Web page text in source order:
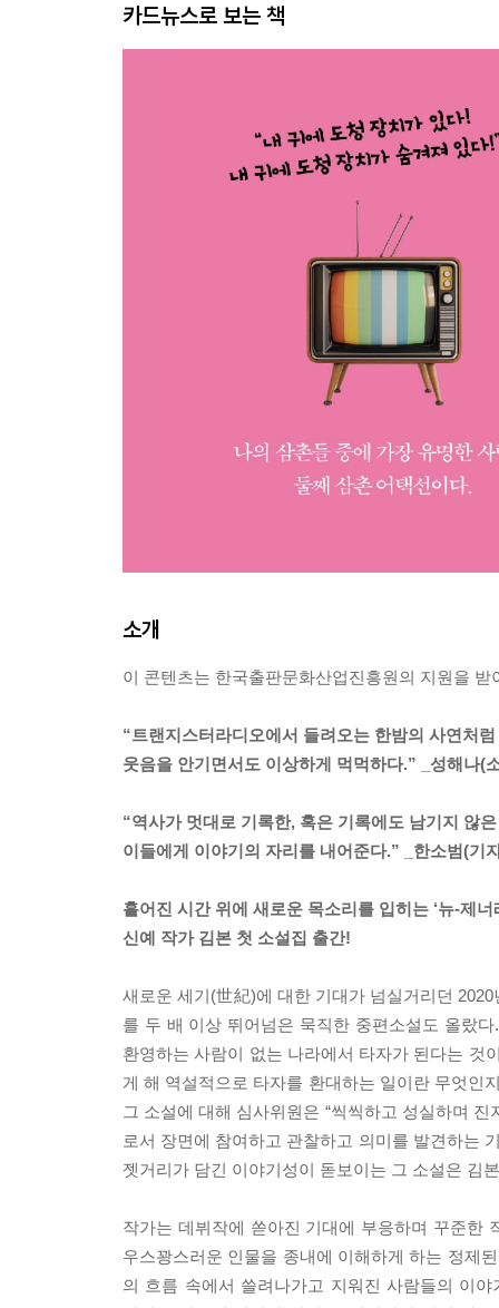
카드뉴스로 보는 책
소개
이 콘텐츠는 한국출판문화산업진흥원의 지원을 받
“트랜지스터라디오에서 들려오는 한밤의 사연처럼
웃음을 안기면서도 이상하게 먹먹하다.” _성해나(
“역사가 멋대로 기록한, 혹은 기록에도 남기지 않은
이들에게 이야기의 자리를 내어준다.” _한소범(기
흩어진 시간 위에 새로운 목소리를 입히는 ‘뉴-제너
신예 작가 김본 첫 소설집 출간!
새로운 세기(世紀)에 대한 기대가 넘실거리던
를 두 배 이상 뛰어넘은 묵직한 중편소설도 올랐
환영하는 사람이 없는 나라에서 타자가 된다는 것
게 해 역설적으로 타자를 환대하는 일이란 무엇인
그 소설에 대해 심사위원은 “씩씩하고 성실하며
로서 장면에 참여하고 관찰하고 의미를 발견하는
젯거리가 담긴 이야기성이 돋보이는 그 소설은 김
작가는 데뷔작에 쏟아진 기대에 부응하며 꾸준한
우스꽝스러운 인물을 종내에 이해하게 하는 정제
의 흐름 속에서 쓸려나가고 지워진 사람들의 이야